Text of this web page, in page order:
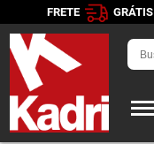
FRETE GRÁTIS